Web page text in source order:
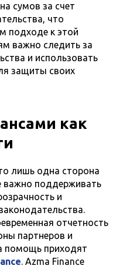
сумов за счет
что
подходе к этой
важно следить за
и использовать
защиты своих
как
лишь одна сторона
важно поддерживать
и
отчетность
партнеров и
помощь приходят
. Azma Finance